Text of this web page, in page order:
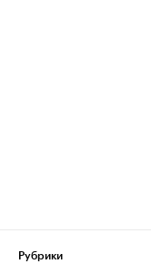
Рубрики